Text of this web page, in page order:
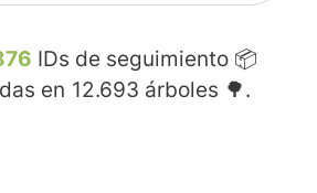
IDs de seguimiento 📦
en 12.693 árboles 🌳.